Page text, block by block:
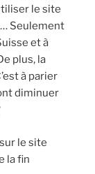
le site
Seulement
et à
plus, la
à parier
diminuer
le site
la fin